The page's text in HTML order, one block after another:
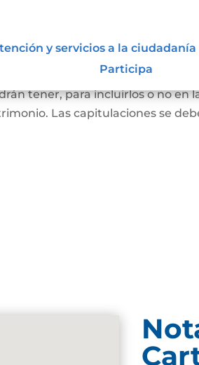
y servicios a la ciudadanía
Participa
se van a casar (por
tener, para incluirlos o no en
Las capitulaciones se